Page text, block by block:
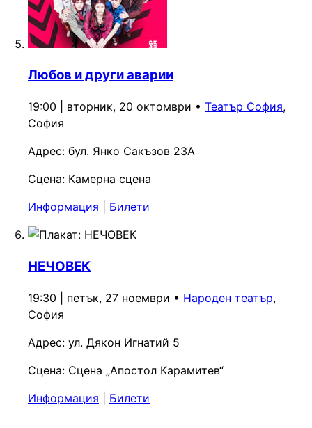
Любов и други аварии
19:00 | вторник, 20 октомври • Театър София,
София
Адрес: бул. Янко Сакъзов 23А
Сцена: Камерна сцена
Информация
Билети
НЕЧОВЕК
19:30 | петък, 27 ноември • Народен театър,
София
Адрес: ул. Дякон Игнатий 5
Сцена: Сцена „Апостол Карамитев“
Информация
Билети